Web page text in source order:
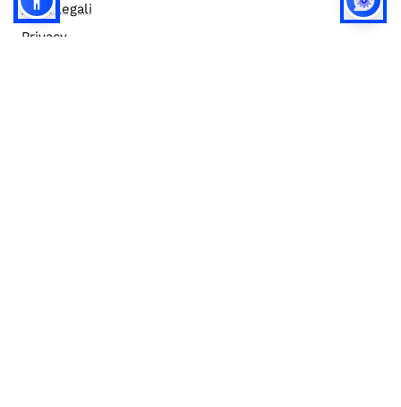
Note legali
Privacy